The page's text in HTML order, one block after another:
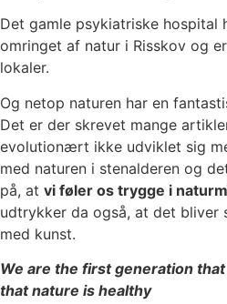
Det gamle psykiatriske hospital
omringet af natur i Risskov og
lokaler.
Og netop naturen har en
Det er der skrevet mange
evolutionært ikke udviklet sig
med naturen i stenalderen og
på, at vi føler os trygge i
udtrykker da også, at det
med kunst.
We are the first generation
that nature is healthy